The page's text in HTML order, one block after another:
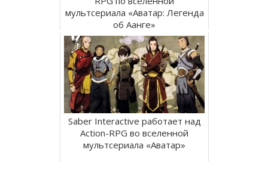
мультсериала «Аватар: Легенда
об Аанге»
Saber Interactive работает над
Action-RPG во вселенной
мультсериала «Аватар»